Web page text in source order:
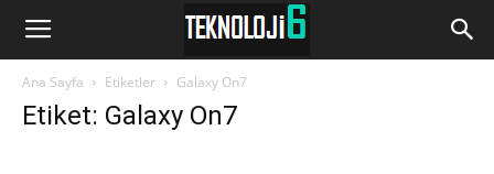
www.Teknoloji6.com
Ana Sayfa Etiketler Galaxy On7
Etiket: Galaxy On7